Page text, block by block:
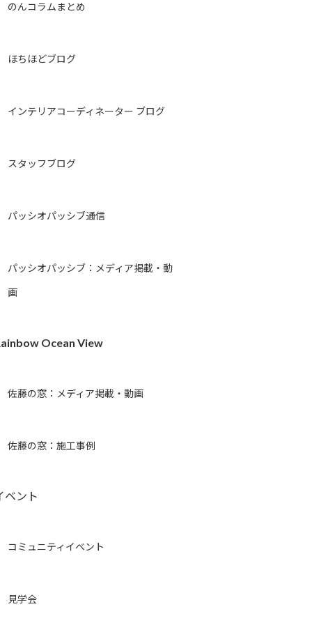
のんコラムまとめ
ほちほどブログ
インテリアコーディネーター ブログ
スタッフブログ
パッシオパッシブ通信
パッシオパッシブ：メディア掲載・動
画
Ocean View
佐藤の窓：メディア掲載・動画
佐藤の窓：施工事例
ベント
コミュニティイベント
見学会